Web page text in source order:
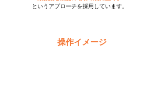
というアプローチを採用しています。
操作イメージ